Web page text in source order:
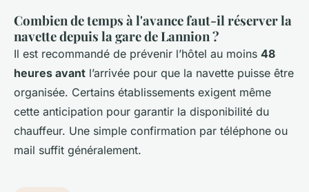
Combien de temps à l'avance faut-il réserver la
navette depuis la gare de Lannion ?
Il est recommandé de prévenir l’hôtel au moins 48
heures avant l’arrivée pour que la navette puisse être
organisée. Certains établissements exigent même
cette anticipation pour garantir la disponibilité du
chauffeur. Une simple confirmation par téléphone ou
mail suffit généralement.